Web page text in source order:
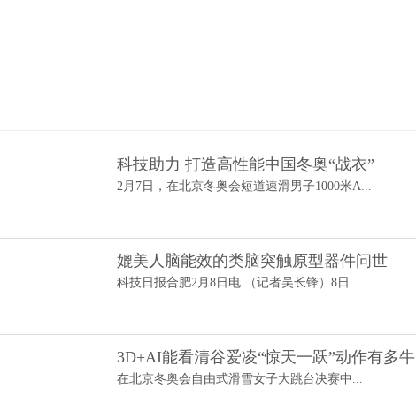
科技助力 打造高性能中国冬奥“战衣”
2月7日，在北京冬奥会短道速滑男子1000米A...
媲美人脑能效的类脑突触原型器件问世
科技日报合肥2月8日电 （记者吴长锋）8日...
3D+AI能看清谷爱凌“惊天一跃”动作有多牛
在北京冬奥会自由式滑雪女子大跳台决赛中...